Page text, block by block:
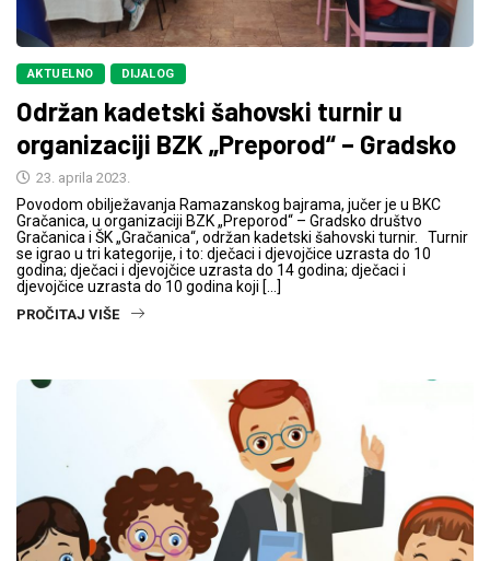
AKTUELNO DIJALOG
Održan kadetski šahovski turnir u
organizaciji BZK „Preporod“ – Gradsko
23. aprila 2023.
Povodom obilježavanja Ramazanskog bajrama, jučer je u BKC
Gračanica, u organizaciji BZK „Preporod“ – Gradsko društvo
Gračanica i ŠK „Gračanica“, održan kadetski šahovski turnir. Turnir
se igrao u tri kategorije, i to: dječaci i djevojčice uzrasta do 10
godina; dječaci i djevojčice uzrasta do 14 godina; dječaci i
djevojčice uzrasta do 10 godina koji […]
PROČITAJ VIŠE